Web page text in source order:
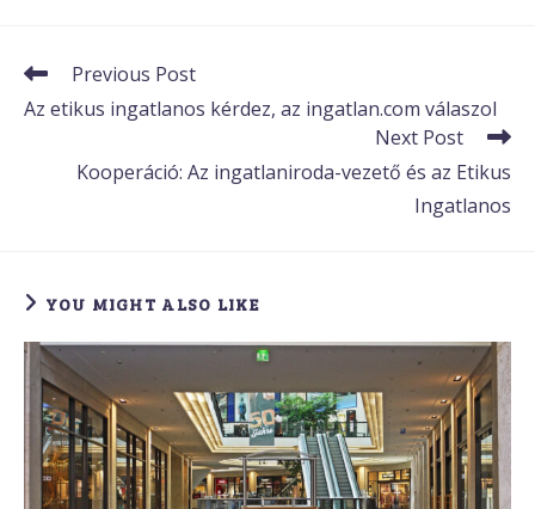
Read
articles
Previous Post
Az etikus ingatlanos kérdez, az ingatlan.com válaszol
Next Post
Kooperáció: Az ingatlaniroda-vezető és az Etikus
Ingatlanos
YOU MIGHT ALSO LIKE